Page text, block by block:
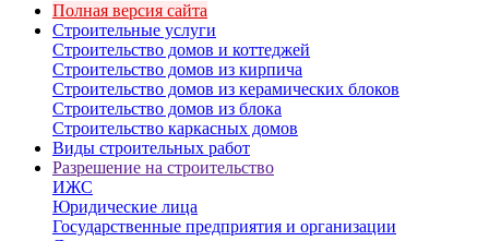
Полная версия сайта
Строительные услуги
Строительство домов и коттеджей
Строительство домов из кирпича
Строительство домов из керамических блоков
Строительство домов из блока
Строительство каркасных домов
Виды строительных работ
Разрешение на строительство
ИЖС
Юридические лица
Государственные предприятия и организации